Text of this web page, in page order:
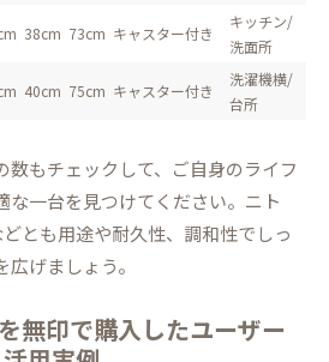
38cm 73cm キャスター付き
キッチン/
洗面所
40cm 75cm キャスター付き
洗濯機横/
台所
数もチェックして、ご自身のライフ
な一台を見つけてください。ニト
とも用途や耐久性、調和性でしっ
げましょう。
無印で購入したユーザー